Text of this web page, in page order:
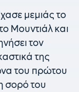
μεμιάς το
Μουντιάλ και
τον
της
του πρώτου
σορό του